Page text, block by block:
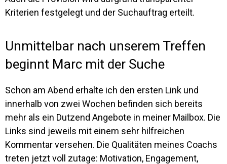
Kriterien festgelegt und der Suchauftrag erteilt.
Unmittelbar nach unserem Treffen
beginnt Marc mit der Suche
Schon am Abend erhalte ich den ersten Link und
innerhalb von zwei Wochen befinden sich bereits
mehr als ein Dutzend Angebote in meiner Mailbox. Die
Links sind jeweils mit einem sehr hilfreichen
Kommentar versehen. Die Qualitäten meines Coachs
treten jetzt voll zutage: Motivation, Engagement,